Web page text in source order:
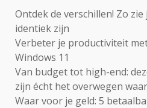
Ontdek de verschillen! Zo
identiek zijn
Verbeter je productiviteit
Windows 11
Van budget tot high-end:
zijn écht het overwegen
Waar voor je geld: 5